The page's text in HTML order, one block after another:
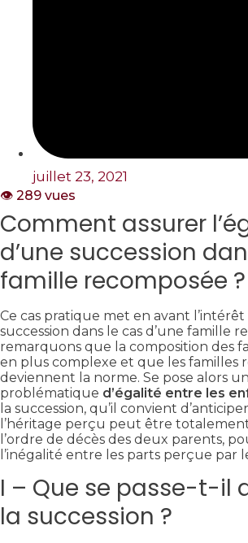
juillet 23, 2021
👁️ 289 vues
Comment assurer
d’une succession
famille recomposée ?
Ce cas pratique met en avant l’intérêt
succession dans le cas d’une famille
remarquons que la composition des
en plus complexe et que les familles
deviennent la norme. Se pose alors
problématique d’égalité entre les
la succession, qu’il convient
l’héritage perçu peut être
l’ordre de décès des deux parents,
l’inégalité entre les parts perçue par
I – Que se passe-t-il
la succession ?